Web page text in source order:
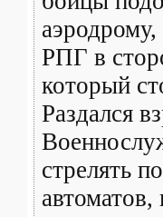
РПГ в
который
Раздался
стрелять